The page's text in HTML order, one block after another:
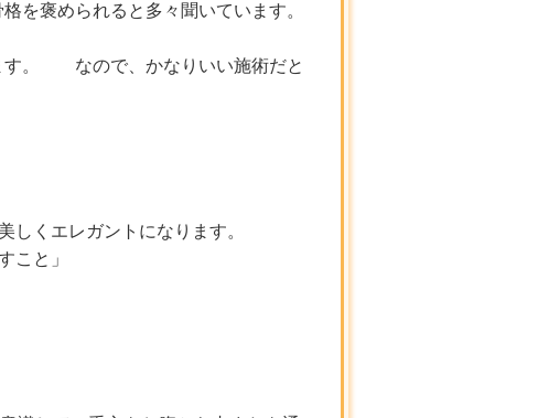
を褒められると多々聞いています。
す。 なので、かなりいい施術だと
しくエレガントになります。
すこと」